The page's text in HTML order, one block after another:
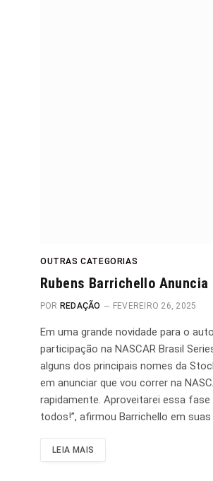
OUTRAS CATEGORIAS
Rubens Barrichello
POR REDAÇÃO FEVEREIRO 26, 2025
Em uma grande novidade para o
participação na NASCAR Brasil
alguns dos principais nomes da
em anunciar que vou correr na
rapidamente. Aproveitarei essa
todos!”, afirmou Barrichello em
LEIA MAIS